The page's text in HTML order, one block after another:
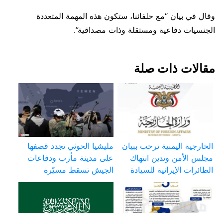
وقال في بيان “مع حلفائنا، ستكون هذه المهمة المتعددة
الجنسيات دفاعية ومستقلة وذات مصداقية”.
مقالات ذات صلة
الخارجية اليمنية ترحب ببيان
مجلس الأمن وتدين انتهاك
الطائرات الإيرانية للسيادة
مليشيا الحوثي تجدد قصفها
على مدينة مأرب ودفاعات
الجيش تسقط مسيّرة